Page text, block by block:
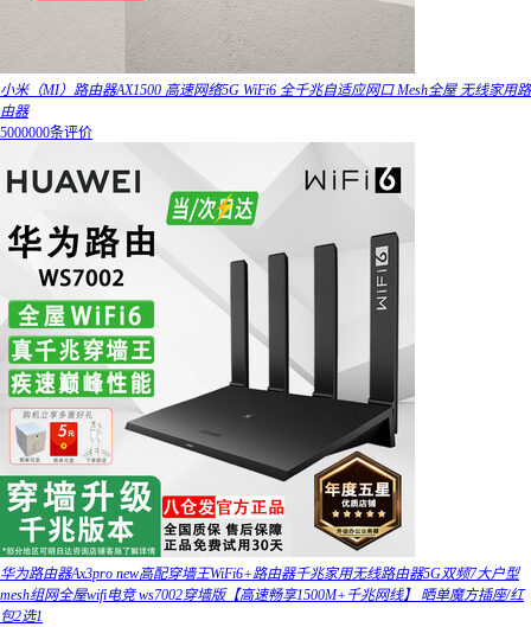
小米（MI）路由器AX1500 高速网络5G WiFi6 全千兆自适应网口 Mesh全屋 无线家用路
由器
5000000条评价
华为路由器Ax3pro new高配穿墙王WiFi6+路由器千兆家用无线路由器5G双频7大户型
mesh组网全屋wifi电竞 ws7002穿墙版【高速畅享1500M+千兆网线】 晒单魔方插座/红
包2选1